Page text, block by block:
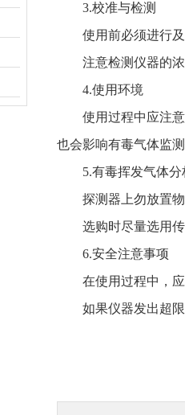
3.校准与检测
使用前必须进行及
注意检测仪器的浓
4.使用环境
使用过程中应注意
也会影响有毒气体监
5.有毒挥发气体分
探测器上勿放置物
选购时尽量选用传
6.安全注意事项
在使用过程中，应
如果仪器发出超限